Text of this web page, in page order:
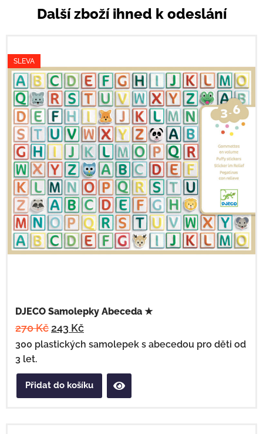
Další zboží ihned k odeslání
SLEVA
DJECO Samolepky Abeceda ★
270Kč 243 Kč
300 plastických samolepek s abecedou pro děti od
3 let.
Přidat do košíku